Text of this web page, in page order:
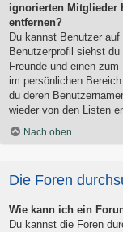
ignorierten Mitglieder
entfernen?
Du kannst Benutzer
Benutzerprofil siehst
Freunde und einen
im persönlichen
du deren
wieder von den Listen
Nach oben
Die Foren
Wie kann ich ein
Du kannst die Foren